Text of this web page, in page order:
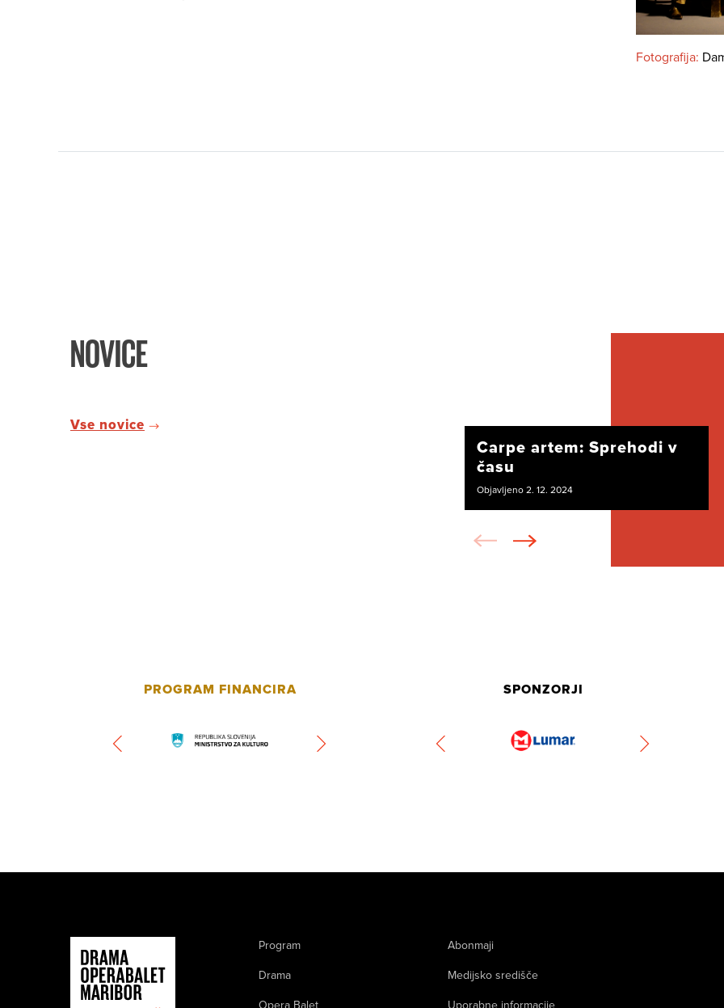
Fotografija:
NOVICE
Vse novice
Carpe artem: Sprehodi v
času
Objavljeno 2. 12. 2024
PROGRAM FINANCIRA SPONZORJI
Program
Drama
Opera Balet
Abonmaji
Medijsko središče
Uporabne informacije